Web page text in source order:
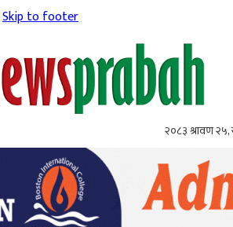
Skip to footer
२०८३ श्रावण २५,